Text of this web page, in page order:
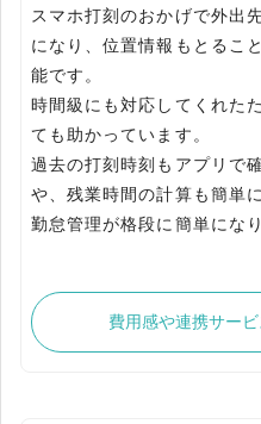
スマホ打刻のおかげで外出
になり、位置情報もとるこ
能です。
時間級にも対応してくれた
ても助かっています。
過去の打刻時刻もアプリで
や、残業時間の計算も簡単
勤怠管理が格段に簡単にな
費用感や連携サー